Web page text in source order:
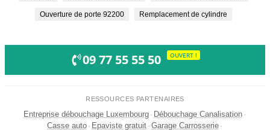
Ouverture de porte 92200 Remplacement de cylindre
09 77 55 55 50 OUVERT !
RESSOURCES PARTENAIRES
Entreprise débouchage Luxembourg · Débouchage Canalisation ·
Casse auto · Epaviste gratuit · Garage Carrosserie ·